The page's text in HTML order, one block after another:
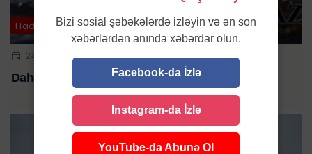
Hadisə
24 IYN 2024 | 10:30
Daha bir nəfər dənizdə batdı
Bizi sosial şəbəkələrdə izləyin və ən son
xəbərlərdən anında xəbərdar olun.
Facebook-da İzlə
Instagram-da İzlə
YouTube-da Abunə Ol